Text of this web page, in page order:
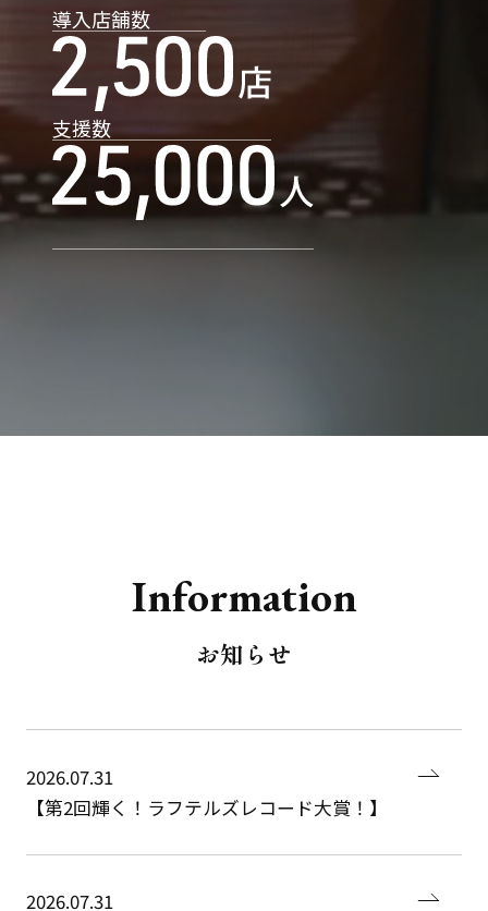
導入店舗数
支援数
Information
お知らせ
2026.07.31
【第2回輝く！ラフテルズレコード大賞！】
2026.07.31